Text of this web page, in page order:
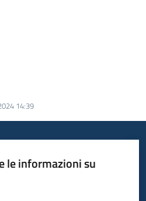
14:39
le informazioni su